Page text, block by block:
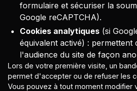
formulaire et sécuriser la
Google reCAPTCHA).
Cookies analytiques (si
équivalent activé) : permettent
l'audience du site de façon
Lors de votre première visite, un
permet d'accepter ou de refuser les
Vous pouvez à tout moment modifier